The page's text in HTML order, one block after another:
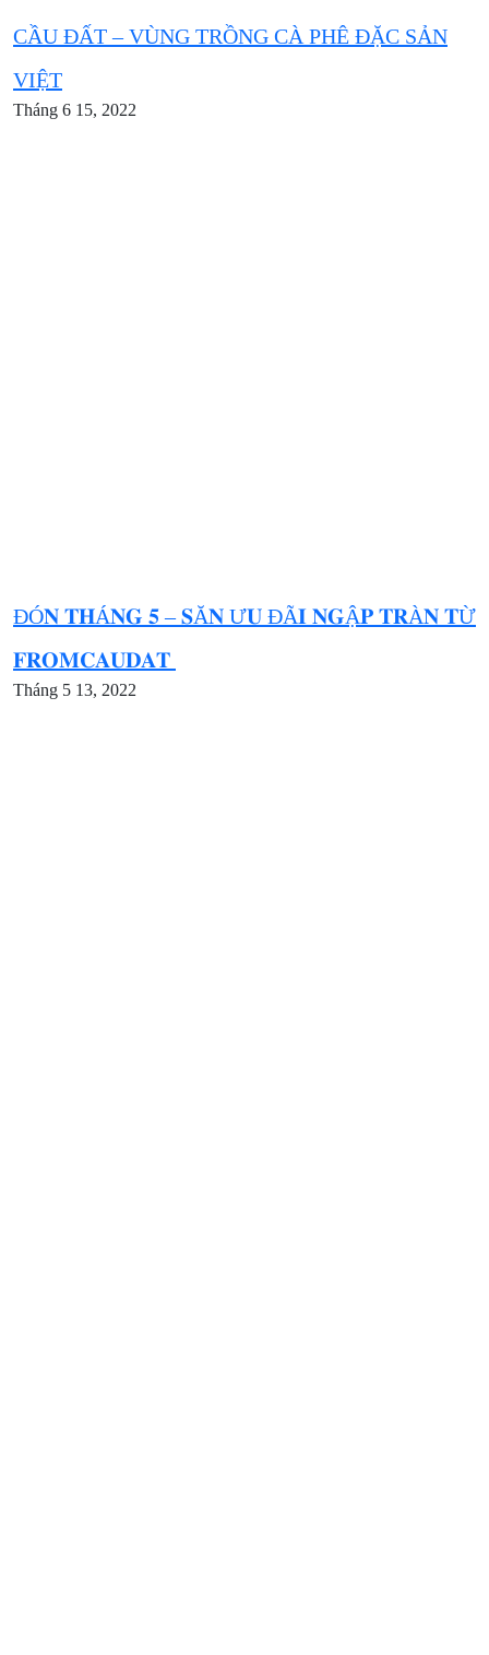
CẦU ĐẤT – VÙNG TRỒNG CÀ PHÊ ĐẶC SẢN
VIỆT
Tháng 6 15, 2022
ĐÓ𝐍 𝐓𝐇Á𝐍𝐆 𝟓 – 𝐒Ă𝐍 Ư𝐔 ĐÃ𝐈 𝐍𝐆Ậ𝐏 𝐓𝐑À𝐍 𝐓Ừ
𝐅𝐑𝐎𝐌𝐂𝐀𝐔𝐃𝐀𝐓
Tháng 5 13, 2022